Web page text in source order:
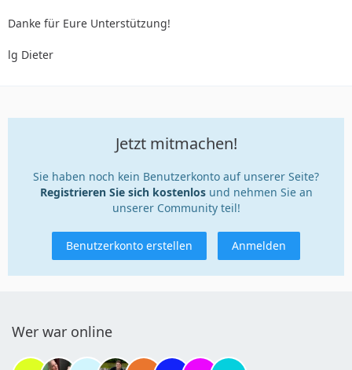
Danke für Eure Unterstützung!
lg Dieter
Jetzt mitmachen!
Sie haben noch kein Benutzerkonto auf unserer Seite?
Registrieren Sie sich kostenlosund nehmen Sie an
unserer Community teil!
Benutzerkonto erstellen Anmelden
Wer war online